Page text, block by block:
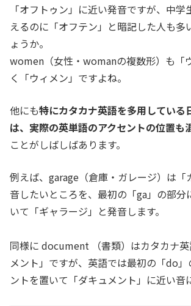
「オフトゥン」に近い発音ですが、中学
えるのに「オフテン」と暗記した人も多
ょうか。
women（女性・womanの複数形）も「
く「ウィメン」ですよね。
他にも特にカタカナ英語を多用している
は、実際の英単語のアクセントの位置も
ことがしばしばあります。
例えば、garage（倉庫・ガレージ）は「
音したいところを、最初の「ga」の部分
いて「ギャラージ」と発音します。
同様に document （書類）はカタカナ
メント」ですが、英語では最初の「do」
ントを置いて「ダキュメント」に近い音